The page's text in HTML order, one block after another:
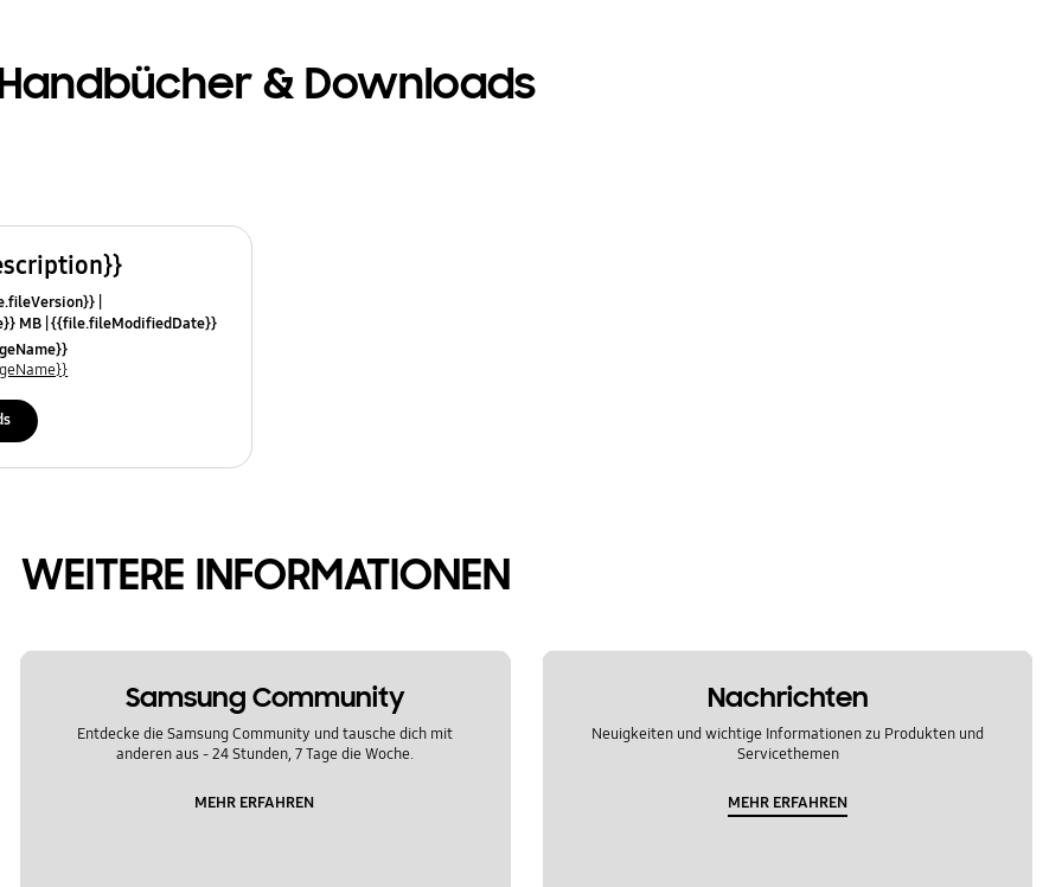
& Downloads
MB {{file.fileModifiedDate}}
WEITERE INFORMATIONEN
Samsung Community
Entdecke die Samsung Community und tausche dich mit
anderen aus - 24 Stunden, 7 Tage die Woche.
MEHR ERFAHREN
Nachrichten
Neuigkeiten und wichtige Informationen zu Produkten und
Servicethemen
MEHR ERFAHREN